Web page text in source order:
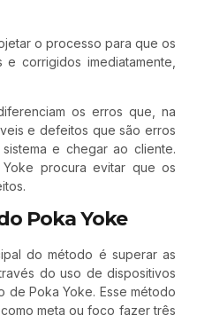
o processo para que os
corrigidos imediatamente,
os erros que, na
e defeitos que são erros
e chegar ao cliente.
procura evitar que os
Poka Yoke
do método é superar as
do uso de dispositivos
de Poka Yoke. Esse método
meta ou foco fazer três